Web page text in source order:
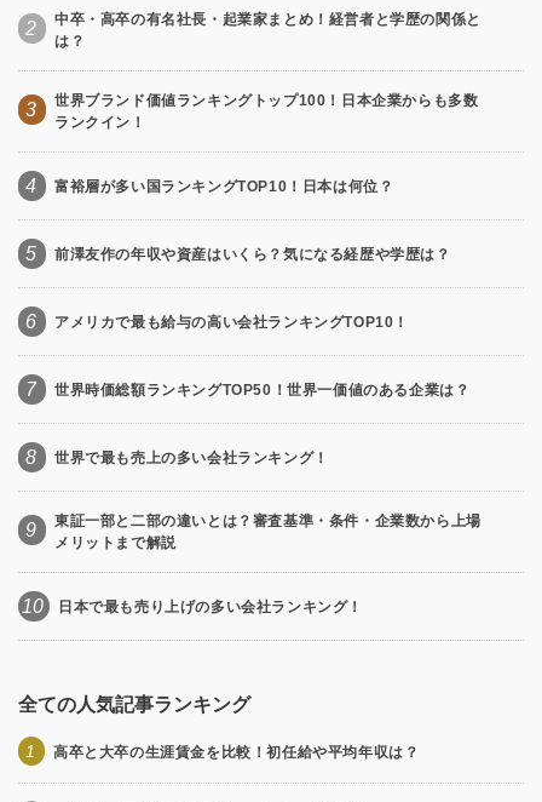
2
中卒・高卒の有名社長・起業家まとめ！経営者と学歴の関係と
は？
3
世界ブランド価値ランキングトップ100！日本企業からも多数
ランクイン！
4 富裕層が多い国ランキングTOP10！日本は何位？
5 前澤友作の年収や資産はいくら？気になる経歴や学歴は？
6 アメリカで最も給与の高い会社ランキングTOP10！
7 世界時価総額ランキングTOP50！世界一価値のある企業は？
8 世界で最も売上の多い会社ランキング！
9
東証一部と二部の違いとは？審査基準・条件・企業数から上場
メリットまで解説
10 日本で最も売り上げの多い会社ランキング！
全ての人気記事ランキング
1 高卒と大卒の生涯賃金を比較！初任給や平均年収は？